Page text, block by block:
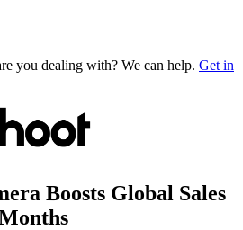
you dealing with? We can help. Get in
Boosts Global Sales